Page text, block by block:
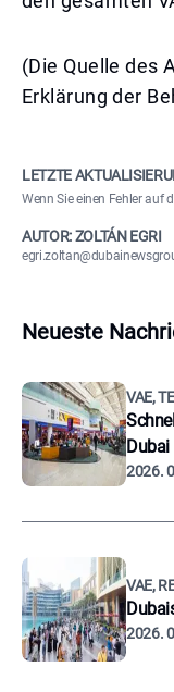
(Die Quelle des
Erklärung der
LETZTE
Wenn Sie einen Fehler auf
AUTOR: ZOLTÁN EGRI
Neueste
VAE,
Dubai
2026.
VAE,
2026.